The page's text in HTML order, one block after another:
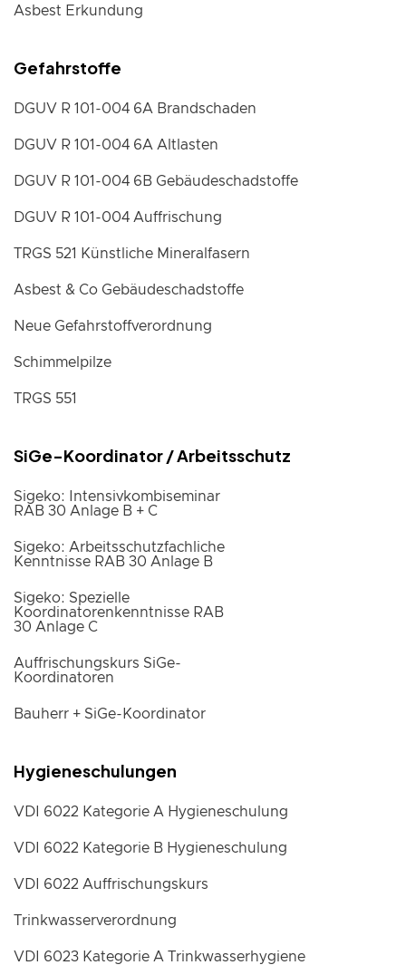
Asbest Erkundung
Gefahrstoffe
DGUV R 101-004 6A Brandschaden
DGUV R 101-004 6A Altlasten
DGUV R 101-004 6B Gebäudeschadstoffe
DGUV R 101-004 Auffrischung
TRGS 521 Künstliche Mineralfasern
Asbest & Co Gebäudeschadstoffe
Neue Gefahrstoffverordnung
Schimmelpilze
TRGS 551
SiGe-Koordinator / Arbeitsschutz
Sigeko: Intensivkombiseminar
RAB 30 Anlage B + C
Sigeko: Arbeitsschutzfachliche
Kenntnisse RAB 30 Anlage B
Sigeko: Spezielle
Koordinatorenkenntnisse RAB
30 Anlage C
Auffrischungskurs SiGe-
Koordinatoren
Bauherr + SiGe-Koordinator
Hygieneschulungen
VDI 6022 Kategorie A Hygieneschulung
VDI 6022 Kategorie B Hygieneschulung
VDI 6022 Auffrischungskurs
Trinkwasserverordnung
VDI 6023 Kategorie A Trinkwasserhygiene